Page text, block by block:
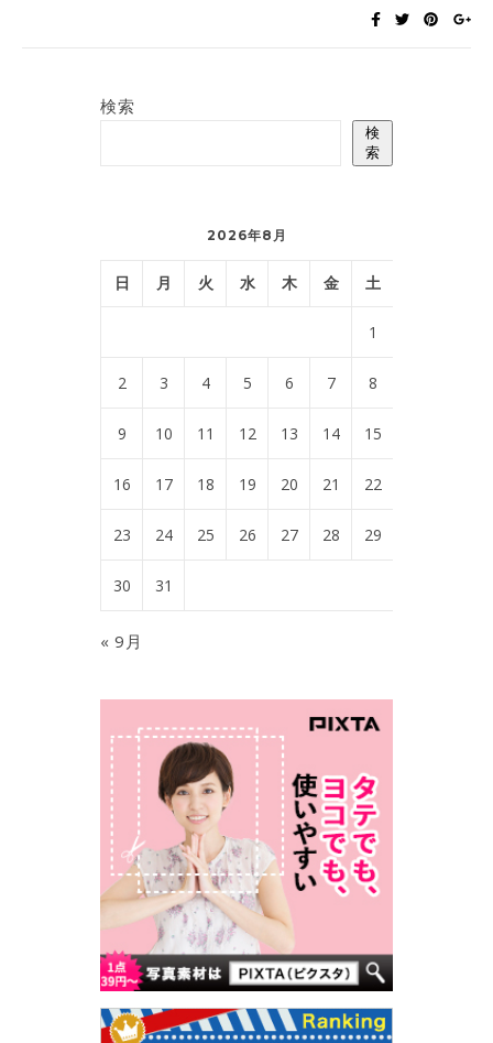
検索
検
索
2026年8月
日 月 火 水 木 金 土
1
2 3 4 5 6 7 8
9 10 11 12 13 14 15
16 17 18 19 20 21 22
23 24 25 26 27 28 29
30 31
« 9月